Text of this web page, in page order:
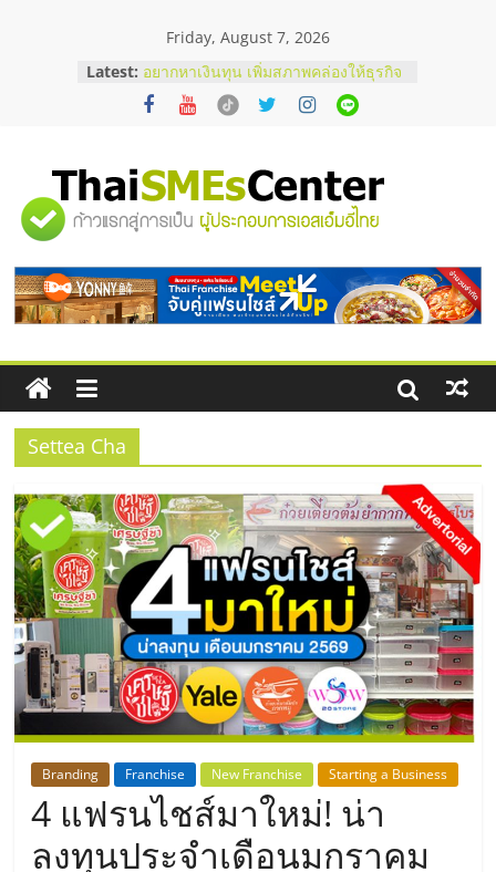
Friday, August 7, 2026
Latest: วิธีเลือกผู้ให้บริการให้คุ้มค่าและตอบ
โจทย์ธุรกิจ
อยากหาเงินทุน เพิ่มสภาพคล่องให้ธุรกิจ
สัมมนาออนไลน์ โอกาสบริหารสถานี
บริการน้ำมัน Shell
สัมมนาลงทุน แฟรนไชส์ยอนนี่
ThaiFranchise Meet Up จับคู่แฟรน
ร้านเครื่องเสียงคุณภาพสูง พร้อม
โซลูชันระบบภาพและเสียง
"ศูนย์
รวม
ข้อมูล
ธุรกิจ
SME
แห่ง
ประเทศไทย,
ThaiSMEsCenter,
รวม
ธุรกิจ
เอ
Settea Cha
Branding Franchise New Franchise Starting a Business
4 แฟรนไชส์มาใหม่! น่า
ลงทุนประจำเดือนมกราคม